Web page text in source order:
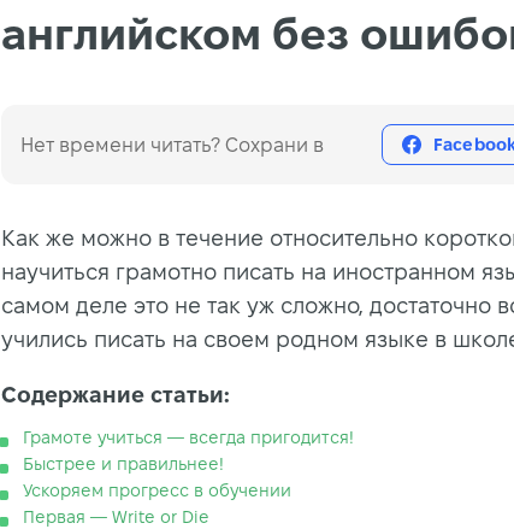
английском без
Нет времени читать? Сохрани в
Как же можно в течение относительно
научиться грамотно писать на иностранном
самом деле это не так уж сложно, достаточно
учились писать на своем родном языке в
Содержание статьи:
Грамоте учиться — всегда пригодится!
Быстрее и правильнее!
Ускоряем прогресс в обучении
Первая — Write or Die